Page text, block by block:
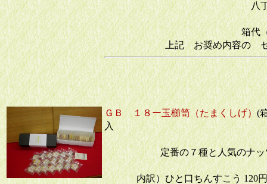
八丁
箱代（手提の
上記 お奨め内容の
ＧＢ １８ー玉櫛笥（たまくしげ）(
入
定番の７種と人気のナッ
内訳）ひと口ちんすこう